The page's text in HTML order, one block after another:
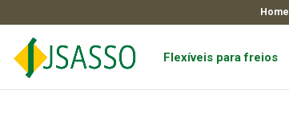
Home
Flexíveis para freios